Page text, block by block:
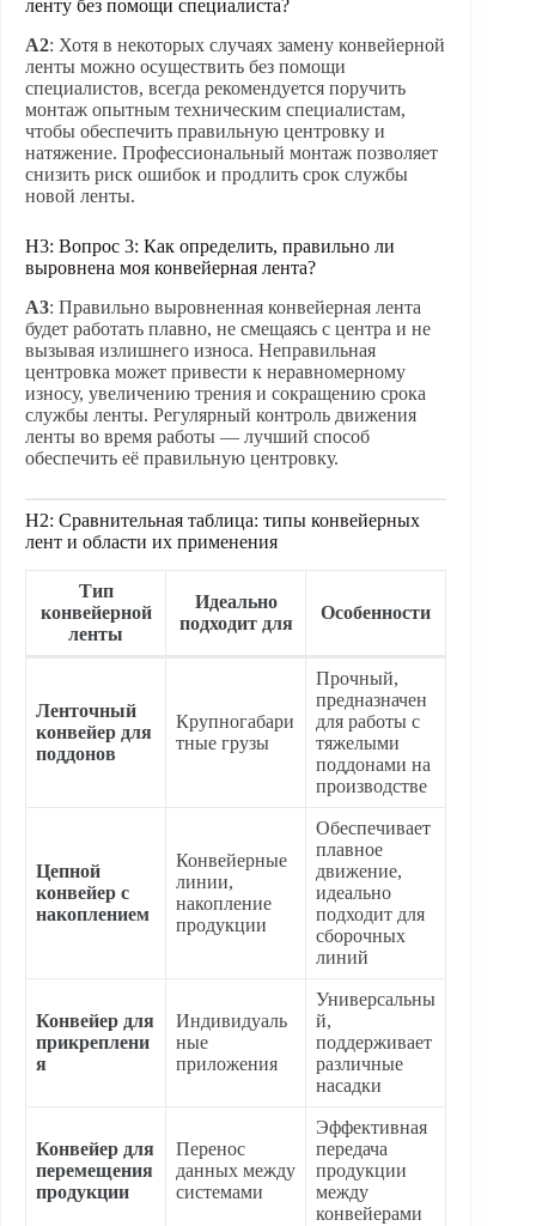
ленту без помощи специалиста?
A2: Хотя в некоторых случаях замену конвейерной
ленты можно осуществить без помощи
специалистов, всегда рекомендуется поручить
монтаж опытным техническим специалистам,
чтобы обеспечить правильную центровку и
натяжение. Профессиональный монтаж позволяет
снизить риск ошибок и продлить срок службы
новой ленты.
H3: Вопрос 3: Как определить, правильно ли
выровнена моя конвейерная лента?
A3: Правильно выровненная конвейерная лента
будет работать плавно, не смещаясь с центра и не
вызывая излишнего износа. Неправильная
центровка может привести к неравномерному
износу, увеличению трения и сокращению срока
службы ленты. Регулярный контроль движения
ленты во время работы — лучший способ
обеспечить её правильную центровку.
H2: Сравнительная таблица: типы конвейерных
лент и области их применения
Тип
конвейерной
ленты
Идеально
подходит для
Особенности
Ленточный
конвейер для
поддонов
Крупногабари
тные грузы
Прочный,
предназначен
для работы с
тяжелыми
поддонами на
производстве
Цепной
конвейер с
накоплением
Конвейерные
линии,
накопление
продукции
Обеспечивает
плавное
движение,
идеально
подходит для
сборочных
линий
Конвейер для
прикреплени
я
Индивидуаль
ные
приложения
Универсальны
й,
поддерживает
различные
насадки
Конвейер для
перемещения
продукции
Перенос
данных между
системами
Эффективная
передача
продукции
между
конвейерами